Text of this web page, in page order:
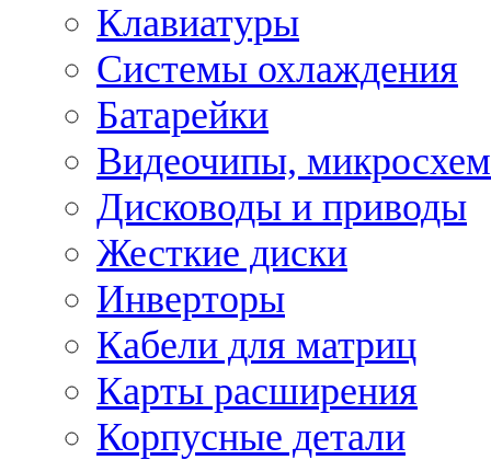
Клавиатуры
Системы охлаждения
Батарейки
Видеочипы,
Дисководы и приводы
Жесткие диски
Инверторы
Кабели для матриц
Карты расширения
Корпусные детали